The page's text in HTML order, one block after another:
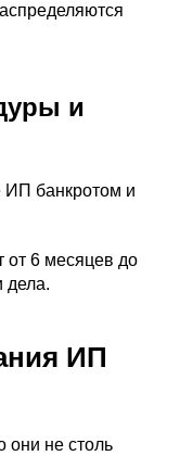
и
ИП банкротом и
от 6 месяцев до
дела.
ИП
они не столь